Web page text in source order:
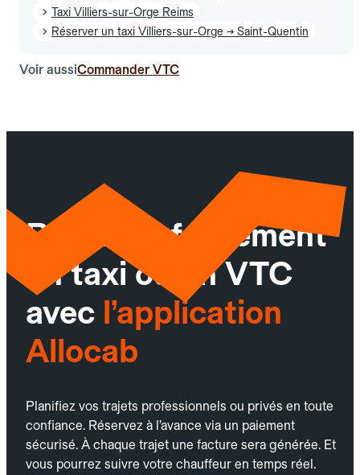
Taxi Villiers-sur-Orge Reims
Réserver un taxi Villiers-sur-Orge → Saint-Quentin
Voir aussiCommander VTC
Réservez facilement
un taxi ou un VTC
avec l’application
Allocab
Planifiez vos trajets professionnels ou privés en toute
confiance. Réservez à l’avance via un paiement
sécurisé. À chaque trajet une facture sera générée. Et
vous pourrez suivre votre chauffeur en temps réel.